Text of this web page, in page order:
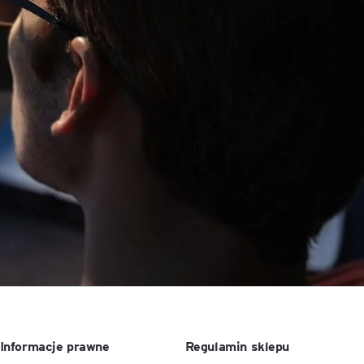
ACCA - Master’s Degree in
Finance and Accounting - SGH
MSSF w praktyce – studia
podyplomowe
International Finance – studia
podyplomowe
Audyt wewnętrzny – studia
podyplomowe
Projektami
Informacje prawne Regulamin sklepu